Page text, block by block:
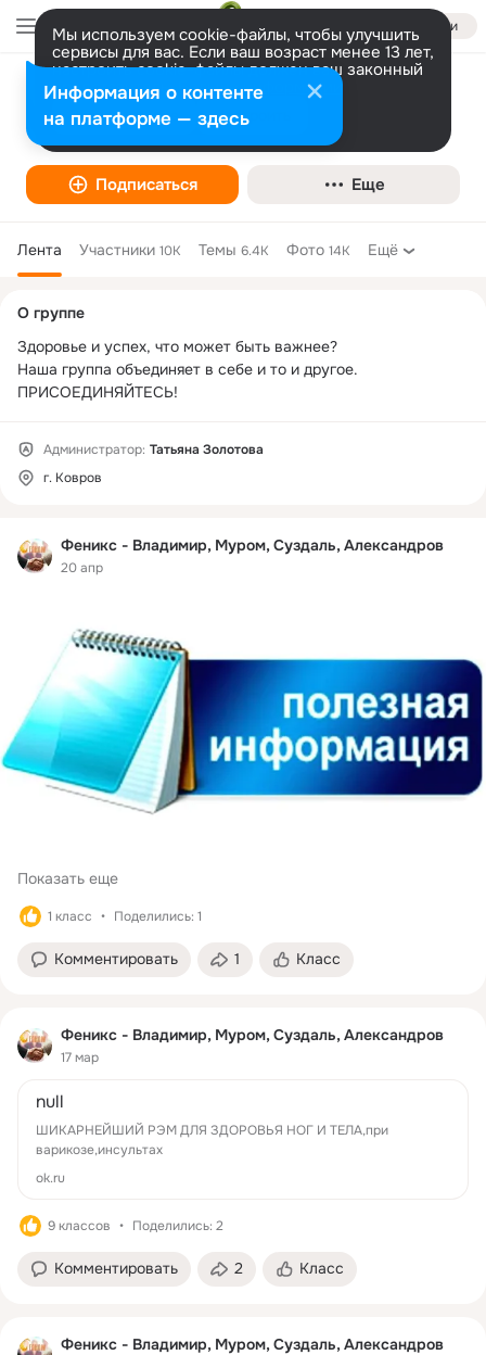
Войти
Мы используем cookie-файлы, чтобы улучшить
сервисы для вас. Если ваш возраст менее 13 лет,
настроить cookie-файлы должен ваш законный
представитель. Больше информации
Разрешить все Настроить
Феникс - Владимир, Муром, Суздаль,
Александров
Подписаться Еще
Лента Участники 10K Темы 6.4K Фото 14K Ещё
Феникс - Владимир, Муром, Суздаль, Александров
20 апр
Показать еще
1 класс Поделились: 1
Комментировать 1 Класс
Феникс - Владимир, Муром, Суздаль, Александров
17 мар
null
ШИКАРНЕЙШИЙ РЭМ ДЛЯ ЗДОРОВЬЯ НОГ И ТЕЛА,при
варикозе,инсультах
ok.ru
9 классов Поделились: 2
Комментировать 2 Класс
Феникс - Владимир, Муром, Суздаль, Александров
колонка
О группе
Здоровье и успех, что может быть важнее?
Наша группа объединяет в себе и то и другое.
ПРИСОЕДИНЯЙТЕСЬ!
Администратор: Татьяна Золотова
г. Ковров
Информация о контенте
на платформе — здесь